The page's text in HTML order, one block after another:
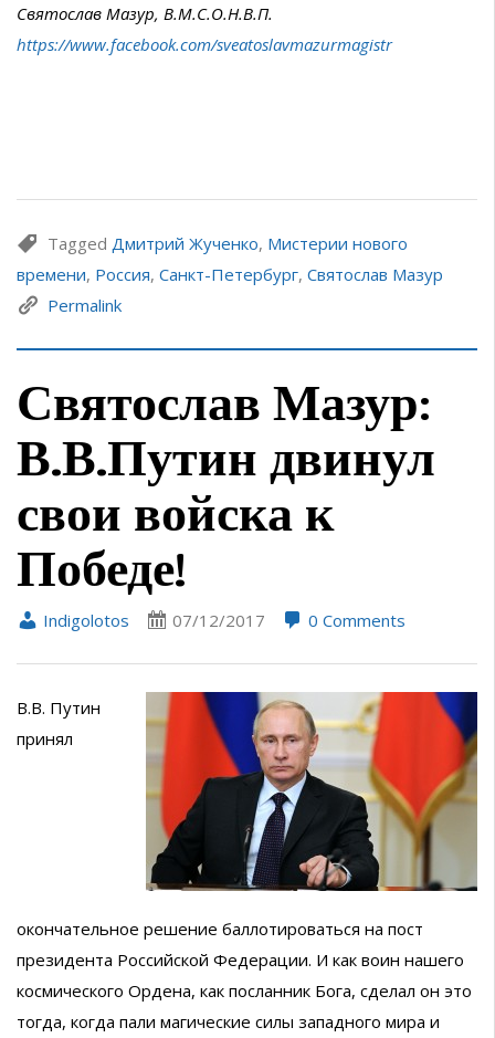
Святослав Мазур, В.М.С.О.Н.В.П.
https://www.facebook.com/sveatoslavmazurmagistr
Tagged Дмитрий Жученко, Мистерии нового
времени, Россия, Санкт-Петербург, Святослав Мазур
Permalink
Святослав Мазур:
В.В.Путин двинул
свои войска к
Победе!
Indigolotos 07/12/2017 0 Comments
В.В. Путин
принял
окончательное решение баллотироваться на пост
президента Российской Федерации. И как воин нашего
космического Ордена, как посланник Бога, сделал он это
тогда, когда пали магические силы западного мира и